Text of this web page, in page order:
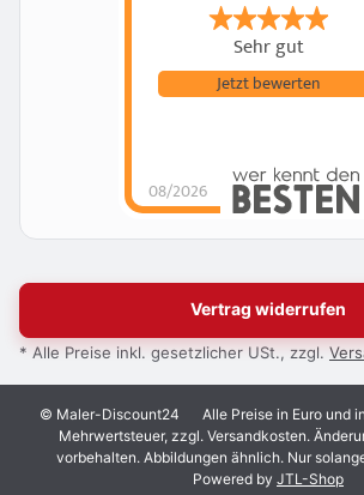
Sehr gut
08/2026
Jetzt bewerten
Vertrag widerrufen
* Alle Preise inkl. gesetzlicher USt., zzgl.
© Maler-Discount24
Alle Preise in Euro und
Mehrwertsteuer, zzgl. Versandkosten.
vorbehalten. Abbildungen ähnlich. Nur
Powered by JTL-Shop